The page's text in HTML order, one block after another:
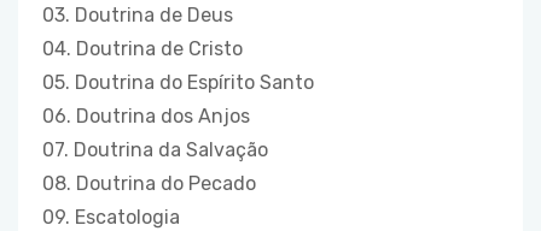
03. Doutrina de Deus
04. Doutrina de Cristo
05. Doutrina do Espírito Santo
06. Doutrina dos Anjos
07. Doutrina da Salvação
08. Doutrina do Pecado
09. Escatologia